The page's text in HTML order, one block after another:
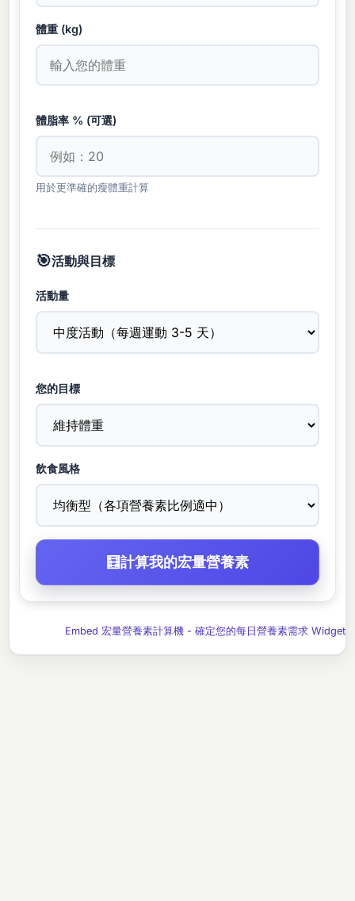
體重 (kg)
體脂率 % (可選)
用於更準確的瘦體重計算
🎯活動與目標
活動量
您的目標
飲食風格
🧮計算我的宏量營養素
Embed 宏量營養素計算機 - 確定您的每日營養素需求 Widget